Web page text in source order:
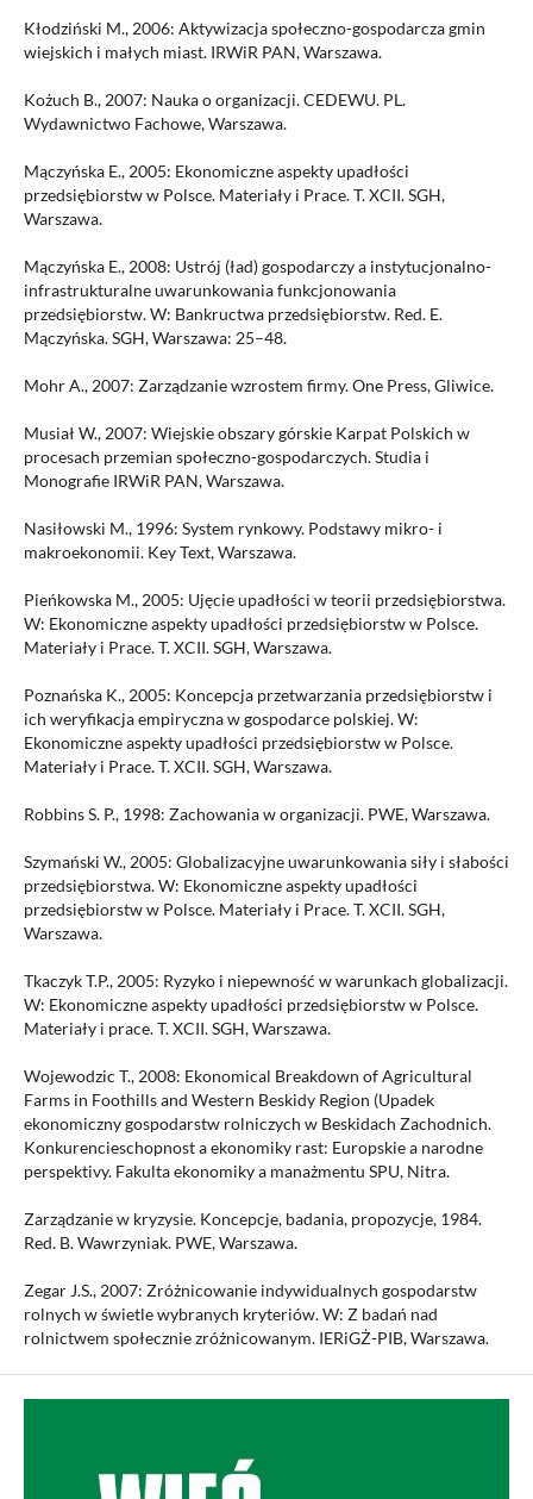
Kłodziński M., 2006: Aktywizacja społeczno-gospodarcza gmin
wiejskich i małych miast. IRWiR PAN, Warszawa.
Kożuch B., 2007: Nauka o organizacji. CEDEWU. PL.
Wydawnictwo Fachowe, Warszawa.
Mączyńska E., 2005: Ekonomiczne aspekty upadłości
przedsiębiorstw w Polsce. Materiały i Prace. T. XCII. SGH,
Warszawa.
Mączyńska E., 2008: Ustrój (ład) gospodarczy a instytucjonalno-
infrastrukturalne uwarunkowania funkcjonowania
przedsiębiorstw. W: Bankructwa przedsiębiorstw. Red. E.
Mączyńska. SGH, Warszawa: 25–48.
Mohr A., 2007: Zarządzanie wzrostem firmy. One Press, Gliwice.
Musiał W., 2007: Wiejskie obszary górskie Karpat Polskich w
procesach przemian społeczno-gospodarczych. Studia i
Monografie IRWiR PAN, Warszawa.
Nasiłowski M., 1996: System rynkowy. Podstawy mikro- i
makroekonomii. Key Text, Warszawa.
Pieńkowska M., 2005: Ujęcie upadłości w teorii przedsiębiorstwa.
W: Ekonomiczne aspekty upadłości przedsiębiorstw w Polsce.
Materiały i Prace. T. XCII. SGH, Warszawa.
Poznańska K., 2005: Koncepcja przetwarzania przedsiębiorstw i
ich weryfikacja empiryczna w gospodarce polskiej. W:
Ekonomiczne aspekty upadłości przedsiębiorstw w Polsce.
Materiały i Prace. T. XCII. SGH, Warszawa.
Robbins S. P., 1998: Zachowania w organizacji. PWE, Warszawa.
Szymański W., 2005: Globalizacyjne uwarunkowania siły i słabości
przedsiębiorstwa. W: Ekonomiczne aspekty upadłości
przedsiębiorstw w Polsce. Materiały i Prace. T. XCII. SGH,
Warszawa.
Tkaczyk T.P., 2005: Ryzyko i niepewność w warunkach globalizacji.
W: Ekonomiczne aspekty upadłości przedsiębiorstw w Polsce.
Materiały i prace. T. XCII. SGH, Warszawa.
Wojewodzic T., 2008: Ekonomical Breakdown of Agricultural
Farms in Foothills and Western Beskidy Region (Upadek
ekonomiczny gospodarstw rolniczych w Beskidach Zachodnich.
Konkurencieschopnost a ekonomiky rast: Europskie a narodne
perspektivy. Fakulta ekonomiky a manażmentu SPU, Nitra.
Zarządzanie w kryzysie. Koncepcje, badania, propozycje, 1984.
Red. B. Wawrzyniak. PWE, Warszawa.
Zegar J.S., 2007: Zróżnicowanie indywidualnych gospodarstw
rolnych w świetle wybranych kryteriów. W: Z badań nad
rolnictwem społecznie zróżnicowanym. IERiGŻ-PIB, Warszawa.